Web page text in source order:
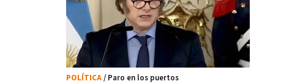
POLÍTICA/ Paro en los puertos